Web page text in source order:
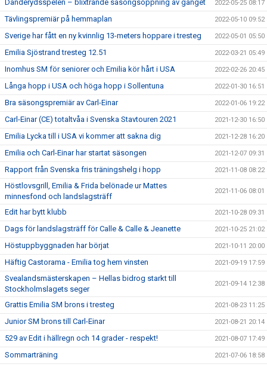
Danderydsspelen – blixtrande säsongsöppning av gänget 2022-05-25 08:17
Tävlingspremiär på hemmaplan 2022-05-10 09:52
Sverige har fått en ny kvinnlig 13-meters hoppare i tresteg 2022-05-01 05:50
Emilia Sjöstrand tresteg 12.51 2022-03-21 05:49
Inomhus SM för seniorer och Emilia kör hårt i USA 2022-02-26 20:45
Långa hopp i USA och höga hopp i Sollentuna 2022-01-30 16:51
Bra säsongspremiär av Carl-Einar 2022-01-06 19:22
Carl-Einar (CE) totaltvåa i Svenska Stavtouren 2021 2021-12-30 16:50
Emilia Lycka till i USA vi kommer att sakna dig 2021-12-28 16:20
Emilia och Carl-Einar har startat säsongen 2021-12-07 09:31
Rapport från Svenska fris träningshelg i hopp 2021-11-08 08:22
Höstlovsgrill, Emilia & Frida belönade ur Mattes
minnesfond och landslagsträff
2021-11-06 08:01
Edit har bytt klubb 2021-10-28 09:31
Dags för landslagsträff för Calle & Calle & Jeanette 2021-10-25 21:02
Höstuppbyggnaden har börjat 2021-10-11 20:00
Häftig Castorama - Emilia tog hem vinsten 2021-09-19 17:59
Svealandsmästerskapen – Hellas bidrog starkt till
Stockholmslagets seger
2021-09-14 12:38
Grattis Emilia SM brons i tresteg 2021-08-23 11:25
Junior SM brons till Carl-Einar 2021-08-21 20:14
529 av Edit i hällregn och 14 grader - respekt! 2021-08-07 17:49
Sommarträning 2021-07-06 18:58